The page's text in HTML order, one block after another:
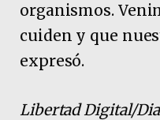
organismos.
cuiden y que
expresó.
Libertad Digital/